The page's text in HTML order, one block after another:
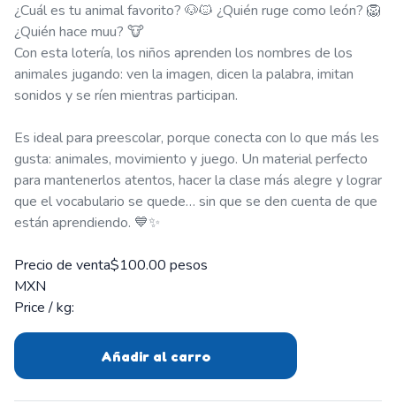
¿Cuál es tu animal favorito? 🐶🐱 ¿Quién ruge como león? 🦁
¿Quién hace muu? 🐮
Con esta lotería, los niños aprenden los nombres de los
animales jugando: ven la imagen, dicen la palabra, imitan
sonidos y se ríen mientras participan.
Es ideal para preescolar, porque conecta con lo que más les
gusta: animales, movimiento y juego. Un material perfecto
para mantenerlos atentos, hacer la clase más alegre y lograr
que el vocabulario se quede… sin que se den cuenta de que
están aprendiendo. 💙✨
Precio de venta$100.00 pesos
MXN
Price / kg:
Añadir al carro